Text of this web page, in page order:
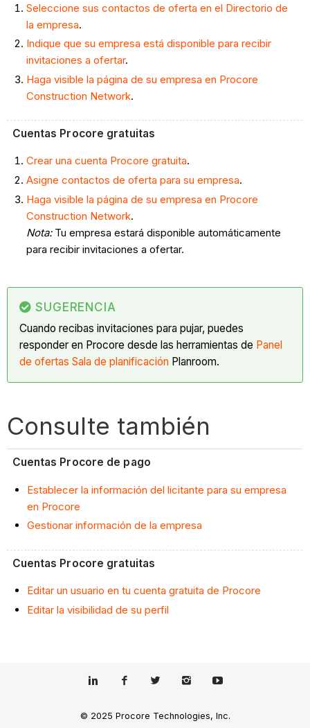
Seleccione sus contactos de oferta en el Directorio de
la empresa.
Indique que su empresa está disponible para recibir
invitaciones a ofertar.
Haga visible la página de su empresa en Procore
Construction Network.
Cuentas Procore gratuitas
Crear una cuenta Procore gratuita.
Asigne contactos de oferta para su empresa.
Haga visible la página de su empresa en Procore
Construction Network.
Nota: Tu empresa estará disponible automáticamente
para recibir invitaciones a ofertar.
SUGERENCIA
Cuando recibas invitaciones para pujar, puedes
responder en Procore desde las herramientas de Panel
de ofertas Sala de planificación Planroom.
Consulte también
Cuentas Procore de pago
Establecer la información del licitante para su empresa
en Procore
Gestionar información de la empresa
Cuentas Procore gratuitas
Editar un usuario en tu cuenta gratuita de Procore
Editar la visibilidad de su perfil
© 2025 Procore Technologies, Inc.